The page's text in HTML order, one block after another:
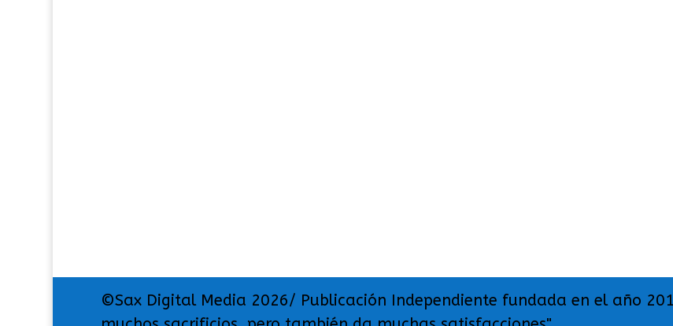
©Sax Digital Media 2026/ Publicación Independiente fundada en el año